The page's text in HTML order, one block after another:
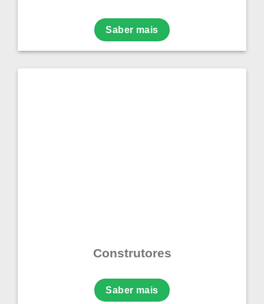
Saber mais
Construtores
Saber mais